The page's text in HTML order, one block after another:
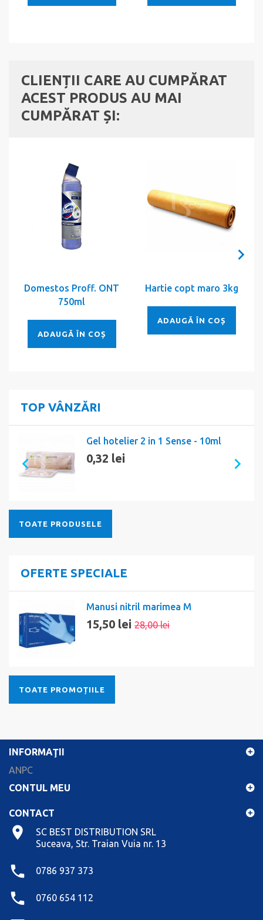
CLIENȚII CARE AU CUMPĂRAT
ACEST PRODUS AU MAI
CUMPĂRAT ȘI:
Domestos Proff. ONT
750ml
ADAUGĂ ÎN COȘ
Hartie copt maro 3kg
ADAUGĂ ÎN COȘ
TOP VÂNZĂRI
Gel hotelier 2 in 1 Sense - 10ml
0,32 lei
TOATE PRODUSELE
OFERTE SPECIALE
Manusi nitril marimea M
15,50 lei 28,00 lei
TOATE PROMOȚIILE
INFORMAŢII
ANPC
CONTUL MEU
CONTACT
SC BEST DISTRIBUTION SRL
Suceava, Str. Traian Vuia nr. 13
0786 937 373
0760 654 112